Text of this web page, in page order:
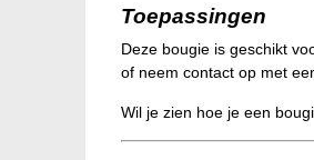
Toepassingen
Deze bougie is geschikt
of neem contact op met
Wil je zien hoe je een